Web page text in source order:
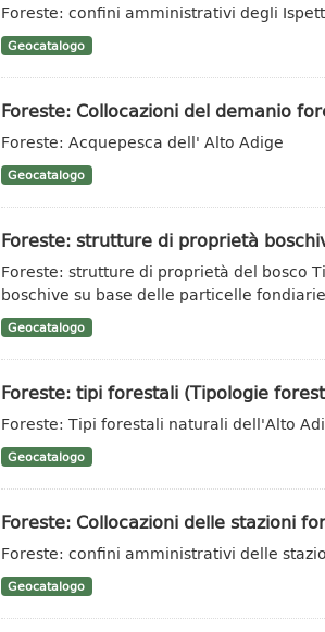
Foreste: confini amministrativi degli
Geocatalogo
Foreste: Collocazioni del demanio
Foreste: Acquepesca dell' Alto Adige
Geocatalogo
Foreste: strutture di proprietà
Foreste: strutture di proprietà del bosco
boschive su base delle particelle
Geocatalogo
Foreste: tipi forestali (Tipologie
Foreste: Tipi forestali naturali dell'Alto
Geocatalogo
Foreste: Collocazioni delle stazioni
Foreste: confini amministrativi delle
Geocatalogo